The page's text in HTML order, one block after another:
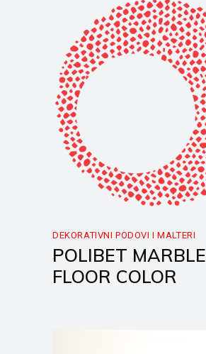
DEKORATIVNI PODOVI I MALTERI
POLIBET MARBLE
FLOOR COLOR